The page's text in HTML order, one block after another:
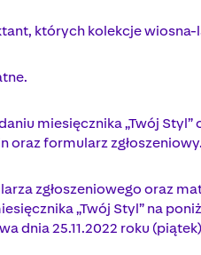
których kolekcje
miesięcznika „Twój
oraz formularz zgłoszeniowy.
zgłoszeniowego oraz
„Twój Styl” na
dnia 25.11.2022 roku